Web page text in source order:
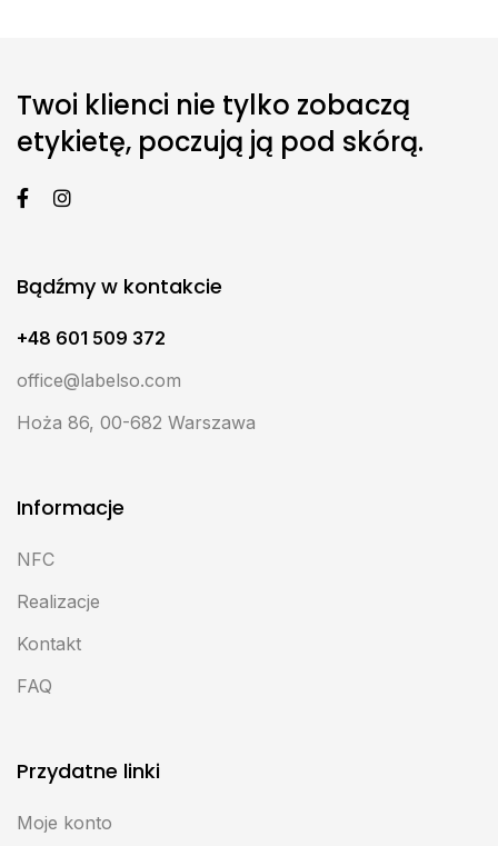
Twoi klienci nie tylko zobaczą
etykietę, poczują ją pod skórą.
Bądźmy w kontakcie
+48 601 509 372
office@labelso.com
Hoża 86, 00-682 Warszawa
Informacje
NFC
Realizacje
Kontakt
FAQ
Przydatne linki
Moje konto